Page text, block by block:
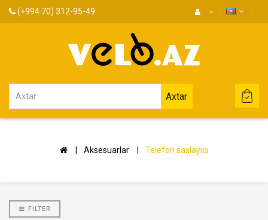
(+994 70) 312-95-49
Axtar
Aksesuarlar Telefon saxlayıcı
FILTER